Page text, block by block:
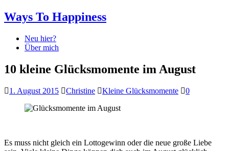
Ways To Happiness
Neu hier?
Über mich
10 kleine Glücksmomente im August
1. August 2015 Christine Kleine Glücksmomente 0
Es muss nicht gleich ein Lottogewinn oder die neue große Liebe